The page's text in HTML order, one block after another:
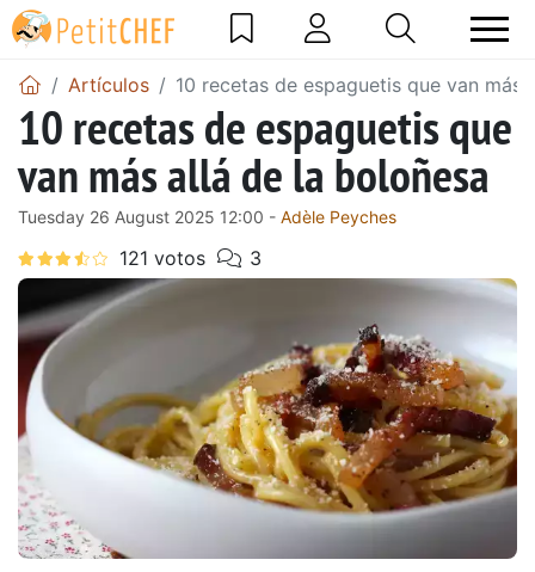
Artículos 10 recetas de espaguetis que van más
10 recetas de espaguetis que
van más allá de la boloñesa
Tuesday 26 August 2025 12:00 - Adèle Peyches